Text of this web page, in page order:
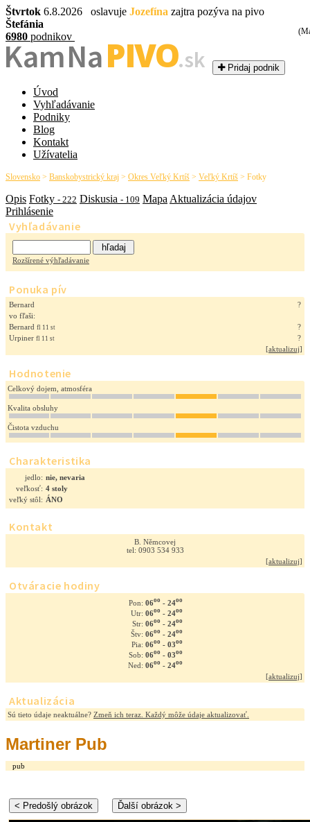
Štvrtok 6.8.2026 oslavuje Jozefína zajtra pozýva na pivo
Štefánia
6980 podnikov
Kam NaPIVO.sk Pridaj podnik
Úvod
Vyhľadávanie
Podniky
Blog
Kontakt
Užívatelia
Slovensko > Banskobystrický kraj > Okres Veľký Krtíš > Veľký Krtíš > Fotky
Opis Fotky - 222 Diskusia - 109 Mapa Aktualizácia údajov
Prihlásenie
Vyhľadávanie
Rozšírené výhľadávanie
Ponuka pív
Bernard
?
vo fľaši:
Bernard fl 11 st
?
Urpiner fl 11 st
?
[aktualizuj]
Hodnotenie
Celkový dojem, atmosféra
Kvalita obsluhy
Čistota vzduchu
Charakteristika
jedlo: nie, nevaria
veľkosť: 4 stoly
veľký stôl: ÁNO
Kontakt
B. Němcovej
tel: 0903 534 933
[aktualizuj]
Otváracie hodiny
Pon: 06oo- 24oo
Utr: 06oo- 24oo
Str: 06oo- 24oo
Štv: 06oo- 24oo
Pia: 06oo- 03oo
Sob: 06oo- 03oo
Ned: 06oo- 24oo
[aktualizuj]
Aktualizácia
Sú tieto údaje neaktuálne? Zmeň ich teraz. Každý môže údaje aktualizovať.
Martiner Pub
pub